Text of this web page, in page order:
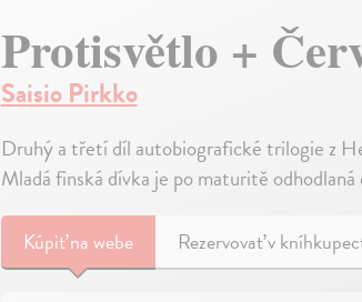
Protisvětlo +
Saisio Pirkko
Druhý a třetí díl autobiografické trilogie z
Mladá finská dívka je po maturitě
Kúpiťna webe Rezervovať v